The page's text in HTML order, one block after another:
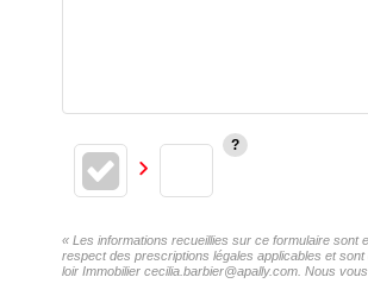
« Les informations recueillies sur ce formulaire sont
respect des prescriptions légales applicables et
loir Immobilier cecilia.barbier@apally.com. Nous